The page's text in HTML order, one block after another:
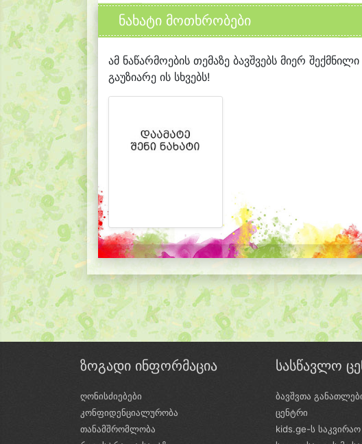
ნახატი მოთხრობები
ამ ნაწარმოების თემაზე ბავშვებს მიერ
გაუზიარე ის სხვებს!
ზოგადი ინფორმაცია
ღონისძიებები
კონფიდენციალურობა
თანამშრომლობა
სასწავლო
ბავშვთა
ცენტრი
kids.ge-ს